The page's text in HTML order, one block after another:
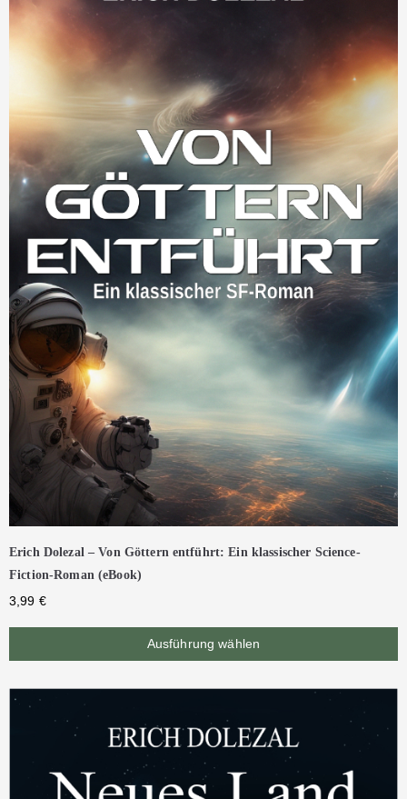
Erich Dolezal – Von Göttern entführt: Ein klassischer Science-
Fiction-Roman (eBook)
3,99 €
Ausführung wählen